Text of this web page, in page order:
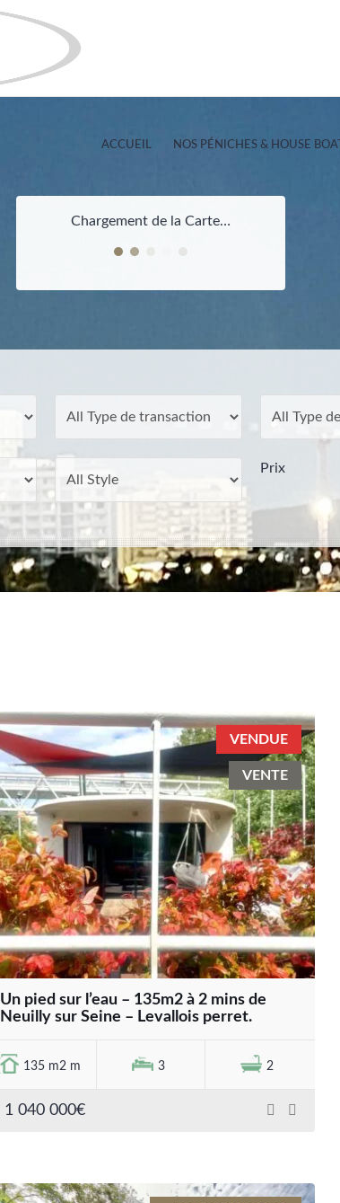
ACCUEIL NOS PÉNICHES & HOUSE BOAT
Chargement de la Carte…
Prix
VENDUE
VENTE
Un pied sur l’eau – 135m2 à 2 mins de
Neuilly sur Seine – Levallois perret.
135 m2 m 3 2
1 040 000€